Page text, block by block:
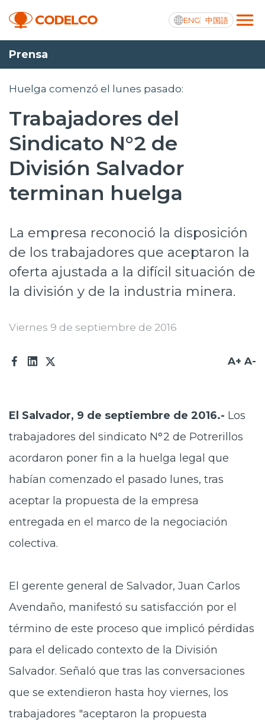
ENG 中国語
Transparencia activa
Nosotros
Innovación
Inversionistas
Prensa
Transparencia activa
Canales de denuncia
Prensa
Huelga comenzó el lunes pasado:
Trabajadores del
Sindicato N°2 de
División Salvador
terminan huelga
La empresa reconoció la disposición
de los trabajadores que aceptaron la
oferta ajustada a la difícil situación de
la división y de la industria minera.
Viernes 9 de septiembre de 2016
A+ A-
El Salvador, 9 de septiembre de 2016.- Los
trabajadores del sindicato N°2 de Potrerillos
acordaron poner fin a la huelga legal que
habían comenzado el pasado lunes, tras
aceptar la propuesta de la empresa
entregada en el marco de la negociación
colectiva.
El gerente general de Salvador, Juan Carlos
Avendaño, manifestó su satisfacción por el
término de este proceso que implicó pérdidas
para el delicado contexto de la División
Salvador. Señaló que tras las conversaciones
que se extendieron hasta hoy viernes, los
trabajadores "aceptaron la propuesta